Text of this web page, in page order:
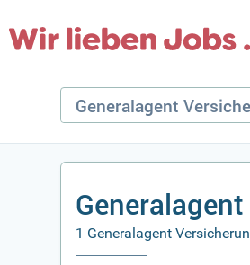
1 Generalagent